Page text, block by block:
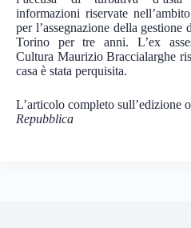
informazioni riservate
per l’assegnazione della
Torino per tre anni. L’ex
Cultura Maurizio Braccialarghe
casa è stata perquisita.
L’articolo completo sull’edizione
Repubblica